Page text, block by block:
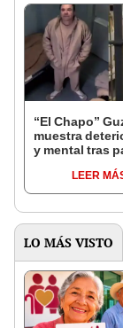
“El Chapo”
muestra
y mental tras
máxima
EEUU
LEER
LO MÁS VISTO